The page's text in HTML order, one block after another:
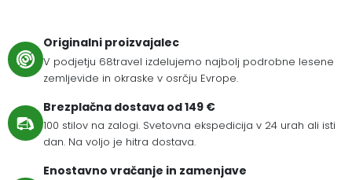
Originalni proizvajalec
V podjetju 68travel izdelujemo najbolj podrobne lesene
zemljevide in okraske v osrčju Evrope.
Brezplačna dostava od 149 €
100 stilov na zalogi. Svetovna ekspedicija v 24 urah ali isti
dan. Na voljo je hitra dostava.
Enostavno vračanje in zamenjave